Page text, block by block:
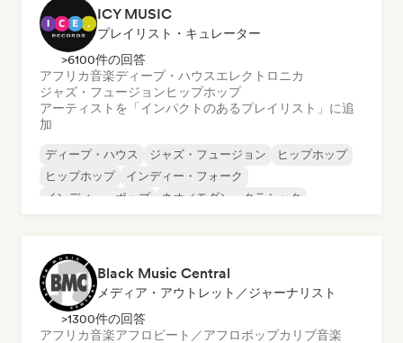
ICY MUSIC
プレイリスト・キュレーター
>6100件の回答
アフリカ音楽ディープ・ハウスエレクトロニカ
ジャズ・フュージョンヒップホップ
アーティストを「インパクトのあるプレイリスト」に追
加
ディープ・ハウス ジャズ・フュージョン
ヒップホップ
ヒップホップ
インディー・フォーク
インディー・ポップ
ネオ／モダン・クラシック
Black Music Central
メディア・アウトレット／ジャーナリスト
>1300件の回答
アフリカ音楽アフロビート／アフロポップカリブ音楽